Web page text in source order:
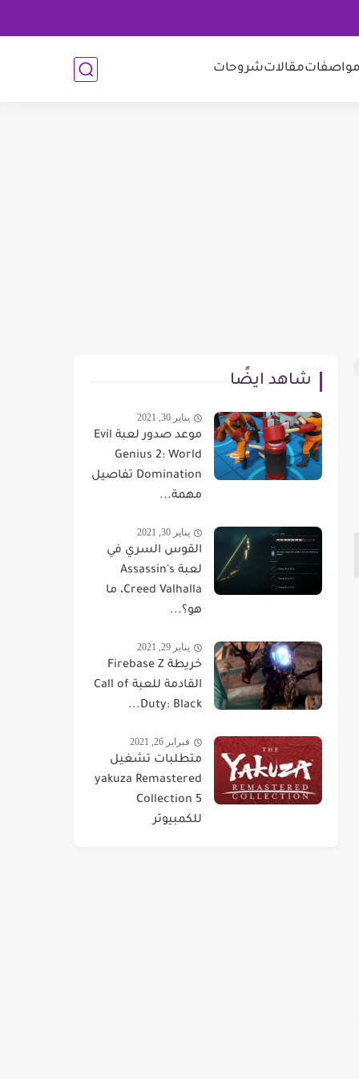
مقالاتشروحات
شاهد ايضًا
يناير 30, 2021
موعد صدور لعبة Evil
Genius 2: World
Domination تفاصيل
مهمة...
يناير 30, 2021
القوس السري في
لعبة Assassin's
Creed Valhalla، ما
هو؟...
يناير 29, 2021
خريطة Firebase Z
القادمة للعبة Call of
Duty: Black...
فبراير 26, 2021
متطلبات تشغيل
yakuza Remastered
Collection 5
للكمبيوتر